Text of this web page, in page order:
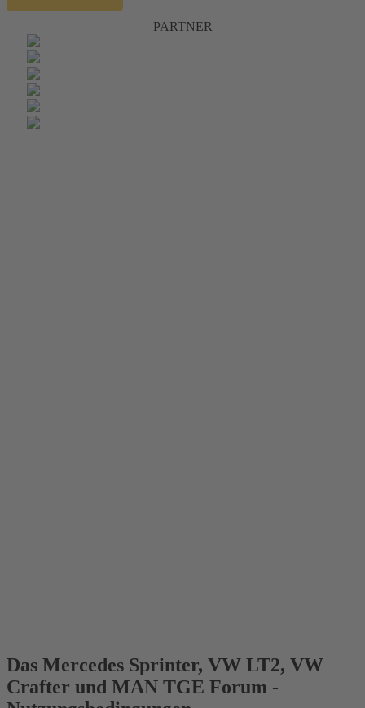
PARTNER
Das Mercedes Sprinter, VW LT2, VW
Crafter und MAN TGE Forum -